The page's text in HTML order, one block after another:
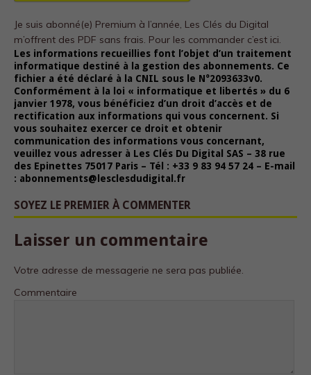
Je suis abonné(e) Premium à l’année, Les Clés du Digital
m’offrent des PDF sans frais. Pour les commander c’est ici.
Les informations recueillies font l’objet d’un traitement
informatique destiné à la gestion des abonnements. Ce
fichier a été déclaré à la CNIL sous le N°2093633v0.
Conformément à la loi « informatique et libertés » du 6
janvier 1978, vous bénéficiez d’un droit d’accès et de
rectification aux informations qui vous concernent. Si
vous souhaitez exercer ce droit et obtenir
communication des informations vous concernant,
veuillez vous adresser à Les Clés Du Digital SAS – 38 rue
des Epinettes 75017 Paris – Tél : +33 9 83 94 57 24 – E-mail
: abonnements@lesclesdudigital.fr
SOYEZ LE PREMIER À COMMENTER
Laisser un commentaire
Votre adresse de messagerie ne sera pas publiée.
Commentaire